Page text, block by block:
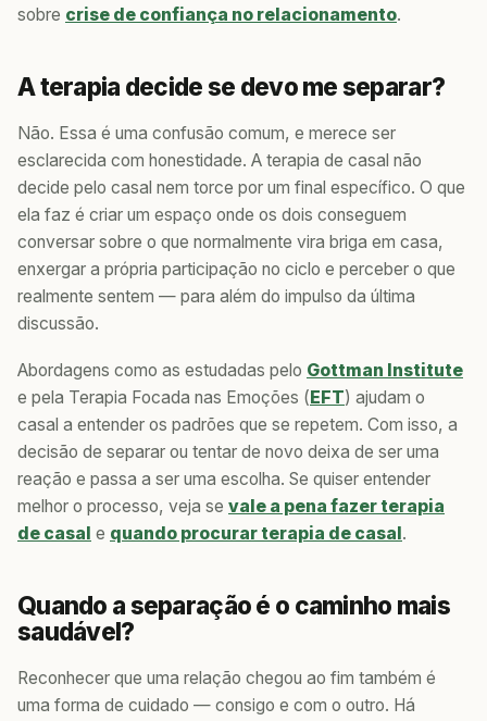
sobre crise de confiança no relacionamento.
A terapia decide se devo me separar?
Não. Essa é uma confusão comum, e merece ser
esclarecida com honestidade. A terapia de casal não
decide pelo casal nem torce por um final específico. O que
ela faz é criar um espaço onde os dois conseguem
conversar sobre o que normalmente vira briga em casa,
enxergar a própria participação no ciclo e perceber o que
realmente sentem — para além do impulso da última
discussão.
Abordagens como as estudadas pelo Gottman Institute
e pela Terapia Focada nas Emoções ( EFT) ajudam o
casal a entender os padrões que se repetem. Com isso, a
decisão de separar ou tentar de novo deixa de ser uma
reação e passa a ser uma escolha. Se quiser entender
melhor o processo, veja se vale a pena fazer terapia
de casal e quando procurar terapia de casal .
Quando a separação é o caminho mais
saudável?
Reconhecer que uma relação chegou ao fim também é
uma forma de cuidado — consigo e com o outro. Há